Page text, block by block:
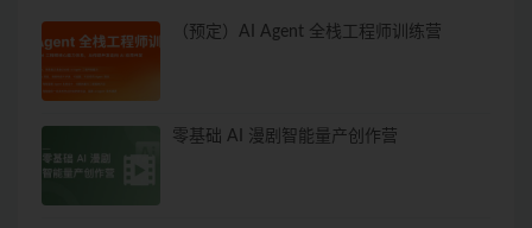
（预定）AI Agent 全栈工程师训练营
零基础 AI 漫剧智能量产创作营